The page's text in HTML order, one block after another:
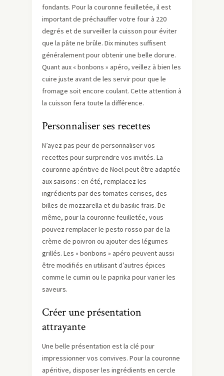
fondants. Pour la couronne feuilletée, il est
important de préchauffer votre four à 220
degrés et de surveiller la cuisson pour éviter
que la pâte ne brûle. Dix minutes suffisent
généralement pour obtenir une belle dorure.
Quant aux « bonbons » apéro, veillez à bien les
cuire juste avant de les servir pour que le
fromage soit encore coulant. Cette attention à
la cuisson fera toute la différence.
Personnaliser ses recettes
N’ayez pas peur de personnaliser vos
recettes pour surprendre vos invités. La
couronne apéritive de Noël peut être adaptée
aux saisons : en été, remplacez les
ingrédients par des tomates cerises, des
billes de mozzarella et du basilic frais. De
même, pour la couronne feuilletée, vous
pouvez remplacer le pesto rosso par de la
crème de poivron ou ajouter des légumes
grillés. Les « bonbons » apéro peuvent aussi
être modifiés en utilisant d’autres épices
comme le cumin ou le paprika pour varier les
saveurs.
Créer une présentation
attrayante
Une belle présentation est la clé pour
impressionner vos convives. Pour la couronne
apéritive, disposer les ingrédients en cercle